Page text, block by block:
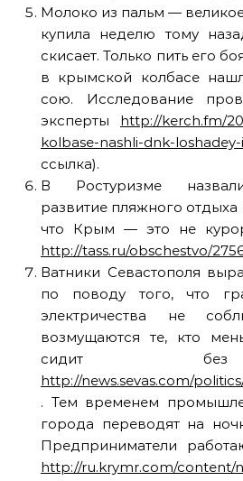
Молоко из пальм —
купила неделю тому
скисает. Только пить его
в крымской колбасе
сою. Исследование
эксперты http://kerch.fm/
kolbase-nashli-dnk-
ссылка).
В Ростуризме
развитие пляжного отдыха
что Крым — это не
http://tass.ru/obschestvo/
Ватники Севастополя
по поводу того, что
электричества не
возмущаются те, кто
сидит
http://news.sevas.com/
. Тем временем
города переводят на
Предприниматели
http://ru.krymr.com/content/